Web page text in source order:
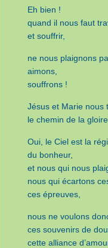
Eh bien !
quand il nous faut
et souffrir,
ne nous plaignons
aimons,
souffrons !
Jésus et Marie nous
le chemin de la gloire.
Oui, le Ciel est la
du bonheur,
et nous qui nous
nous qui écartons
ces épreuves,
nous ne voulons
ces souvenirs de
cette alliance